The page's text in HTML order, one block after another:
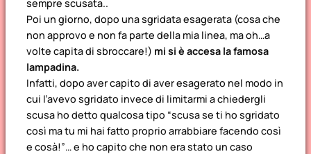
sempre scusata..
Poi un giorno, dopo una sgridata esagerata (cosa che
non approvo e non fa parte della mia linea, ma oh…a
volte capita di sbroccare!) mi si è accesa la famosa
lampadina.
Infatti, dopo aver capito di aver esagerato nel modo in
cui l’avevo sgridato invece di limitarmi a chiedergli
scusa ho detto qualcosa tipo “scusa se ti ho sgridato
così ma tu mi hai fatto proprio arrabbiare facendo così
e cosà!”… e ho capito che non era stato un caso